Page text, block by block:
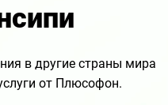
в другие страны мира
от Плюсофон.